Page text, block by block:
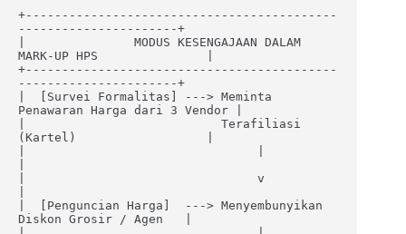
+-------------------------------------------
----------------------+
|               MODUS KESENGAJAAN DALAM
MARK-UP HPS               |
+-------------------------------------------
----------------------+
|  [Survei Formalitas] ---> Meminta
Penawaran Harga dari 3 Vendor |
|                           Terafiliasi
(Kartel)                  |
|                                v
|  [Penguncian Harga]  ---> Menyembunyikan
Diskon Grosir / Agen   |